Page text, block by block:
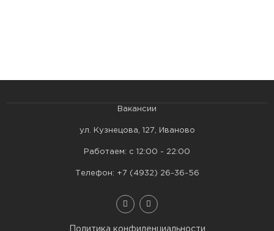
Вакансии
ул. Кузнецова, 127, Иваново
Работаем: с 12:00 - 22:00
Телефон: +7 (4932) 26-36-56
Политика конфиденциальности